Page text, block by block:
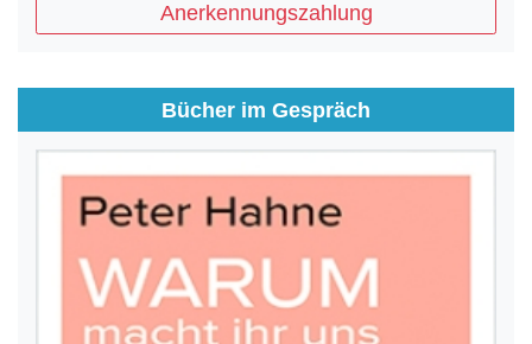
Anerkennungszahlung
Bücher im Gespräch